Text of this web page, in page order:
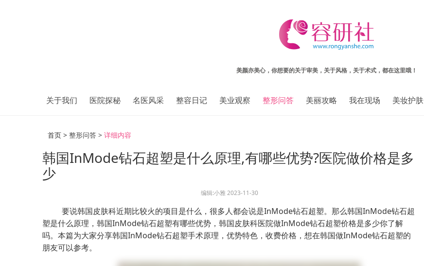
美颜亦美心，你想要的关于审美，关于风格，关于术式，都在这里哦！
关于我们 医院探秘 名医风采 整容日记 美业观察 整形问答 美丽攻略 我在现场 美妆护肤
首页 > 整形问答 >详细内容
韩国InMode钻石超塑是什么原理,有哪些优势?医院做价格是多
少
编辑:小雅2023-11-30
要说韩国皮肤科近期比较火的项目是什么，很多人都会说是InMode钻石超塑。那么韩国InMode钻石超
塑是什么原理，韩国InMode钻石超塑有哪些优势，韩国皮肤科医院做InMode钻石超塑价格是多少你了解
吗。本篇为大家分享韩国InMode钻石超塑手术原理，优势特色，收费价格，想在韩国做InMode钻石超塑的
朋友可以参考。